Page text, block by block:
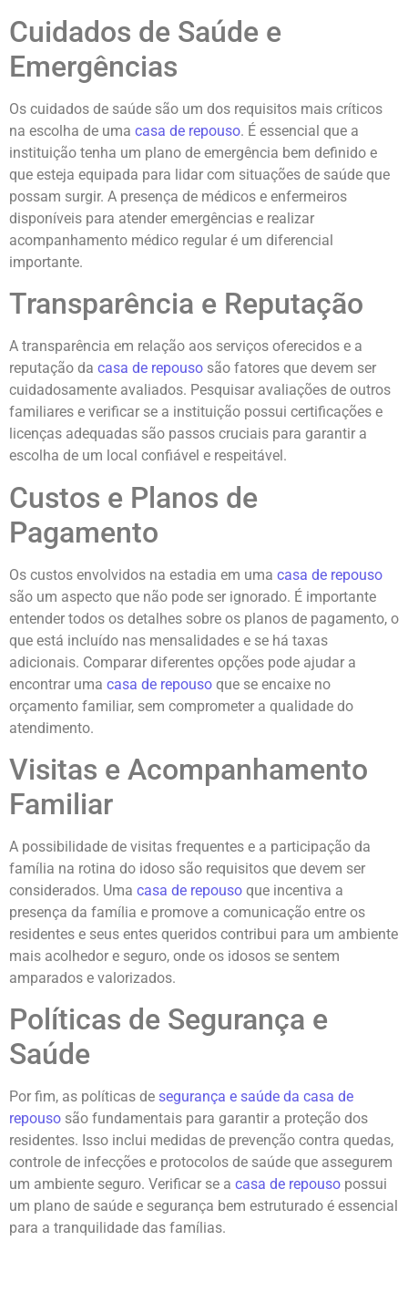
Cuidados de Saúde e
Emergências
Os cuidados de saúde são um dos requisitos mais críticos
na escolha de uma casa de repouso. É essencial que a
instituição tenha um plano de emergência bem definido e
que esteja equipada para lidar com situações de saúde que
possam surgir. A presença de médicos e enfermeiros
disponíveis para atender emergências e realizar
acompanhamento médico regular é um diferencial
importante.
Transparência e Reputação
A transparência em relação aos serviços oferecidos e a
reputação da casa de repouso são fatores que devem ser
cuidadosamente avaliados. Pesquisar avaliações de outros
familiares e verificar se a instituição possui certificações e
licenças adequadas são passos cruciais para garantir a
escolha de um local confiável e respeitável.
Custos e Planos de
Pagamento
Os custos envolvidos na estadia em uma casa de repouso
são um aspecto que não pode ser ignorado. É importante
entender todos os detalhes sobre os planos de pagamento, o
que está incluído nas mensalidades e se há taxas
adicionais. Comparar diferentes opções pode ajudar a
encontrar uma casa de repouso que se encaixe no
orçamento familiar, sem comprometer a qualidade do
atendimento.
Visitas e Acompanhamento
Familiar
A possibilidade de visitas frequentes e a participação da
família na rotina do idoso são requisitos que devem ser
considerados. Uma casa de repouso que incentiva a
presença da família e promove a comunicação entre os
residentes e seus entes queridos contribui para um ambiente
mais acolhedor e seguro, onde os idosos se sentem
amparados e valorizados.
Políticas de Segurança e
Saúde
Por fim, as políticas de segurança e saúde da casa de
repouso são fundamentais para garantir a proteção dos
residentes. Isso inclui medidas de prevenção contra quedas,
controle de infecções e protocolos de saúde que assegurem
um ambiente seguro. Verificar se a casa de repouso possui
um plano de saúde e segurança bem estruturado é essencial
para a tranquilidade das famílias.